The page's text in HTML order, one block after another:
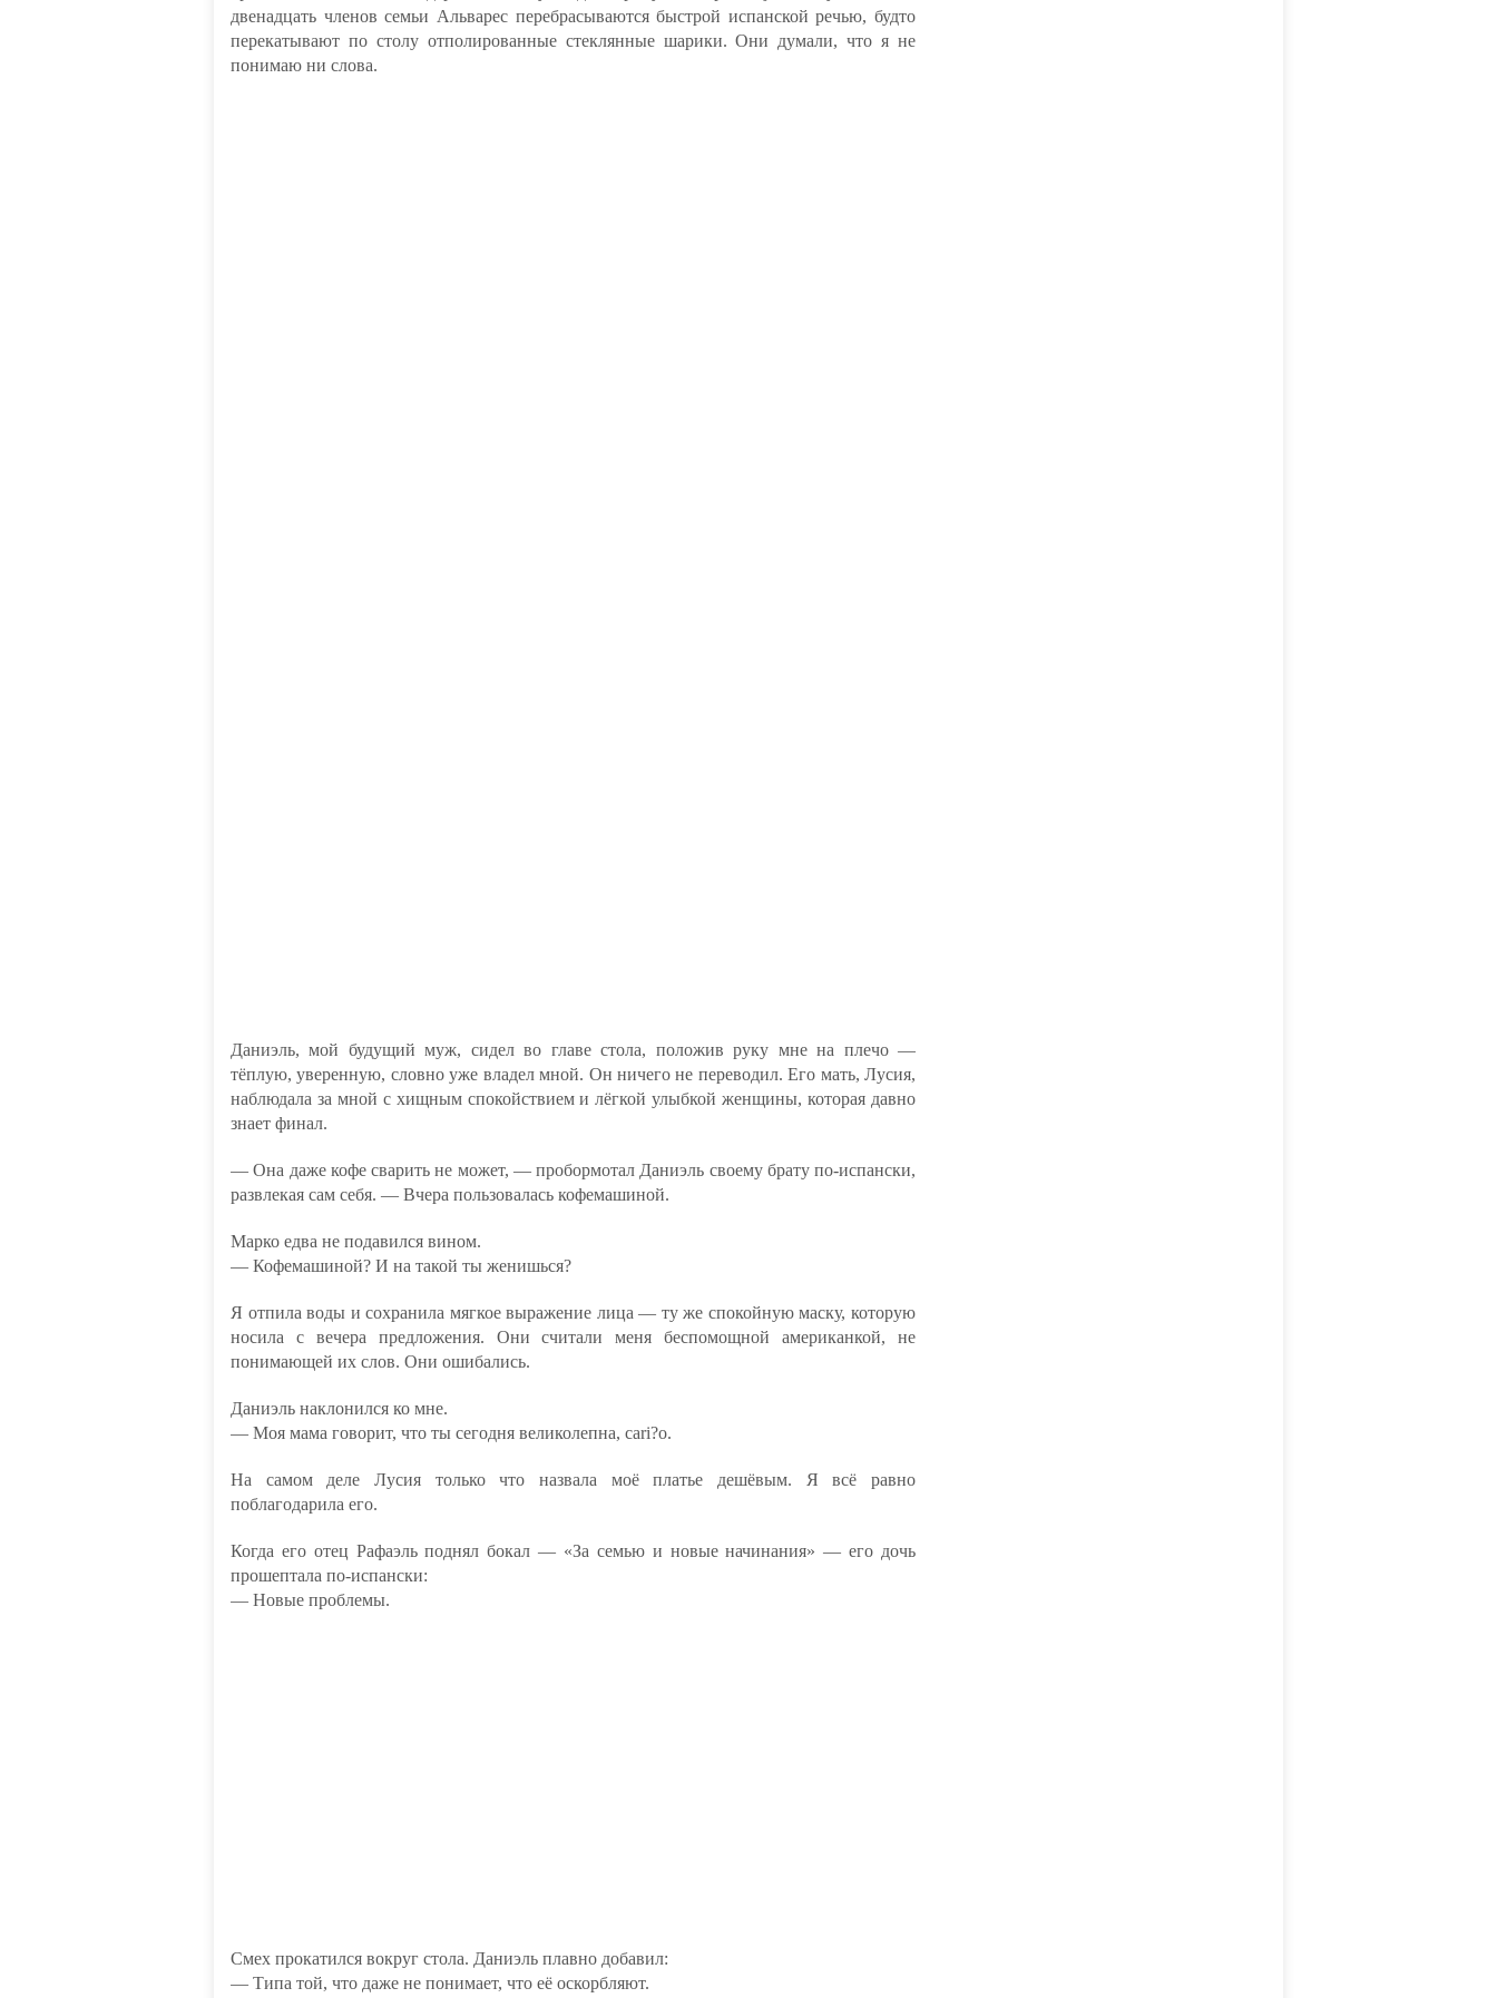
двенадцать членов семьи Альварес перебрасываются быстрой испанской речью, будто
перекатывают по столу отполированные стеклянные шарики. Они думали, что я не
понимаю ни слова.
Даниэль, мой будущий муж, сидел во главе стола, положив руку мне на плечо —
тёплую, уверенную, словно уже владел мной. Он ничего не переводил. Его мать, Лусия,
наблюдала за мной с хищным спокойствием и лёгкой улыбкой женщины, которая давно
знает финал.
— Она даже кофе сварить не может, — пробормотал Даниэль своему брату по-испански,
развлекая сам себя. — Вчера пользовалась кофемашиной.
Марко едва не подавился вином.
— Кофемашиной? И на такой ты женишься?
Я отпила воды и сохранила мягкое выражение лица — ту же спокойную маску, которую
носила с вечера предложения. Они считали меня беспомощной американкой, не
понимающей их слов. Они ошибались.
Даниэль наклонился ко мне.
— Моя мама говорит, что ты сегодня великолепна, cari?o.
На самом деле Лусия только что назвала моё платье дешёвым. Я всё равно
поблагодарила его.
Когда его отец Рафаэль поднял бокал — «За семью и новые начинания» — его дочь
прошептала по-испански:
— Новые проблемы.
Смех прокатился вокруг стола. Даниэль плавно добавил:
— Типа той, что даже не понимает, что её оскорбляют.